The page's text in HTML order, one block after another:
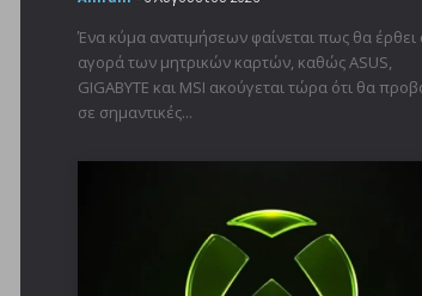
Ένα κύμα ανατιμήσεων φαίνεται πως θα έρθει
αγορά των μητρικών καρτών, καθώς ASUS,
GIGABYTE και MSI ακούγεται τώρα ότι θα
σε σημαντικές...